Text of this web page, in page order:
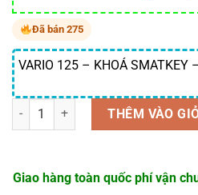
Đã bán 275
VARIO 125 – KHOÁ SMATKEY
Số lượng THÊM VÀO
Giao hàng toàn quốc phí vận